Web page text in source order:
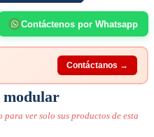
Contáctenos por Whatsapp
Contáctanos →
para ver solo sus productos de esta